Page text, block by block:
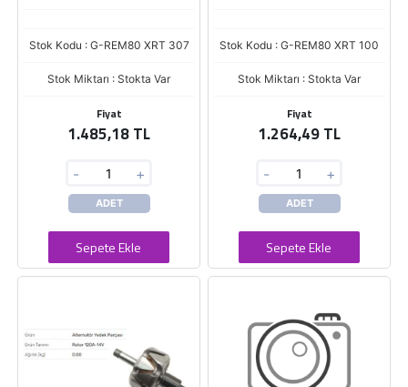
Stok Kodu : G-REM80 XRT 307
Stok Miktarı : Stokta Var
Fiyat
1.485,18 TL
- +
ADET
Sepete Ekle
Stok Kodu : G-REM80 XRT 100
Stok Miktarı : Stokta Var
Fiyat
1.264,49 TL
- +
ADET
Sepete Ekle